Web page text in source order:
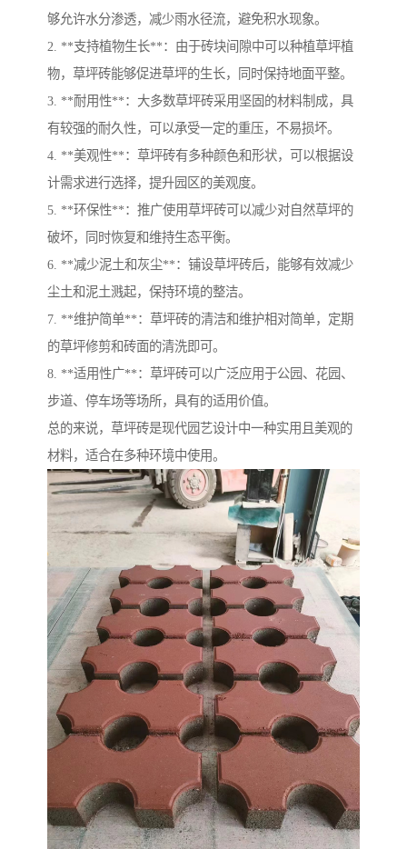
够允许水分渗透，减少雨水径流，避免积水现象。
2. **支持植物生长**：由于砖块间隙中可以种植草坪植
物，草坪砖能够促进草坪的生长，同时保持地面平整。
3. **耐用性**：大多数草坪砖采用坚固的材料制成，具
有较强的耐久性，可以承受一定的重压，不易损坏。
4. **美观性**：草坪砖有多种颜色和形状，可以根据设
计需求进行选择，提升园区的美观度。
5. **环保性**：推广使用草坪砖可以减少对自然草坪的
破坏，同时恢复和维持生态平衡。
6. **减少泥土和灰尘**：铺设草坪砖后，能够有效减少
尘土和泥土溅起，保持环境的整洁。
7. **维护简单**：草坪砖的清洁和维护相对简单，定期
的草坪修剪和砖面的清洗即可。
8. **适用性广**：草坪砖可以广泛应用于公园、花园、
步道、停车场等场所，具有的适用价值。
总的来说，草坪砖是现代园艺设计中一种实用且美观的
材料，适合在多种环境中使用。